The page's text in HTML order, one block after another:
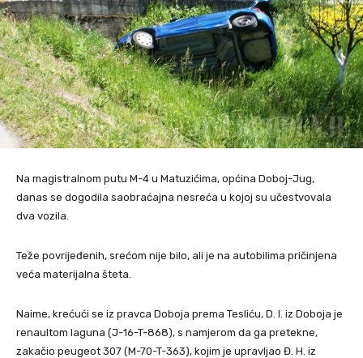
Na magistralnom putu M-4 u Matuzićima, općina Doboj-Jug,
danas se dogodila saobraćajna nesreća u kojoj su učestvovala
dva vozila.
Teže povrijeđenih, srećom nije bilo, ali je na autobilima pričinjena
veća materijalna šteta.
Naime, krećući se iz pravca Doboja prema Tesliću, D. I. iz Doboja je
renaultom laguna (J-16-T-868), s namjerom da ga pretekne,
zakačio peugeot 307 (M-70-T-363), kojim je upravljao Đ. H. iz